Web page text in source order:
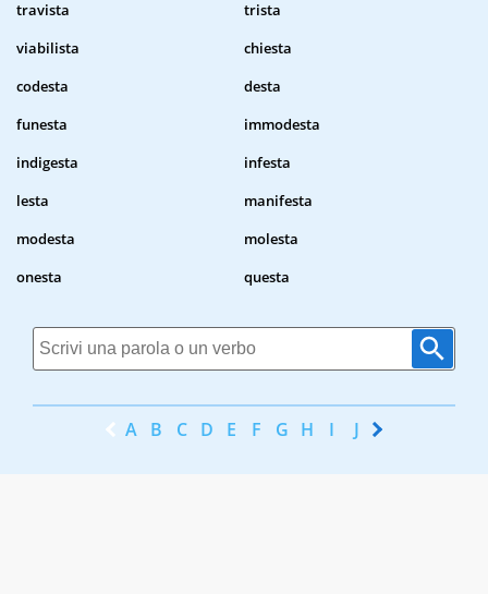
travista
trista
viabilista
chiesta
codesta
desta
funesta
immodesta
indigesta
infesta
lesta
manifesta
modesta
molesta
onesta
questa
A B C D E F G H I J K